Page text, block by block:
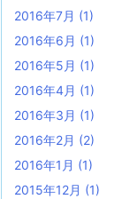
2016年7月 (1)
2016年6月 (1)
2016年5月 (1)
2016年4月 (1)
2016年3月 (1)
2016年2月 (2)
2016年1月 (1)
2015年12月 (1)